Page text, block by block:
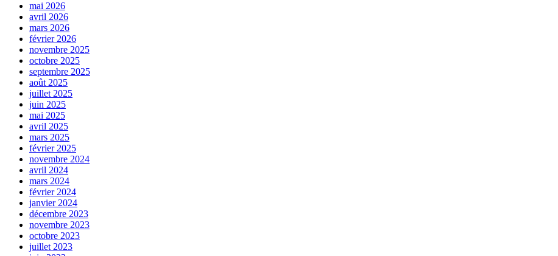
mai 2026
avril 2026
mars 2026
février 2026
novembre 2025
octobre 2025
septembre 2025
août 2025
juillet 2025
juin 2025
mai 2025
avril 2025
mars 2025
février 2025
novembre 2024
avril 2024
mars 2024
février 2024
janvier 2024
décembre 2023
novembre 2023
octobre 2023
juillet 2023